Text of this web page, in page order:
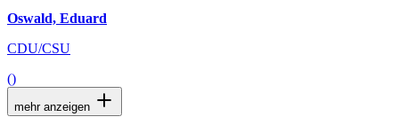
Oswald, Eduard
CDU/CSU
()
mehr anzeigen